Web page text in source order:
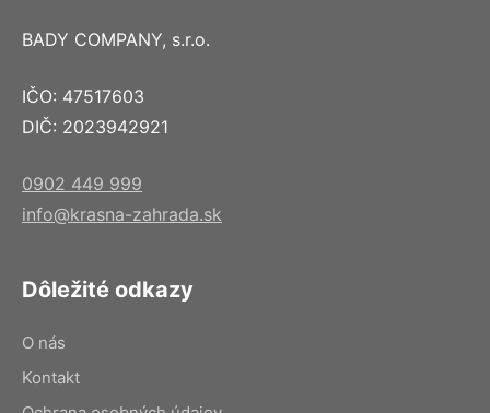
BADY COMPANY, s.r.o.
IČO: 47517603
DIČ: 2023942921
0902 449 999
info@krasna-zahrada.sk
Dôležité odkazy
O nás
Kontakt